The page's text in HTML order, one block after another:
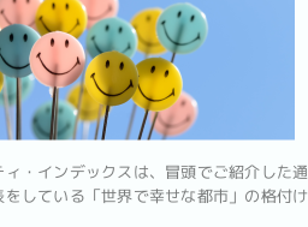
ィ・インデックスは、冒頭でご紹介した
している「世界で幸せな都市」の格付け